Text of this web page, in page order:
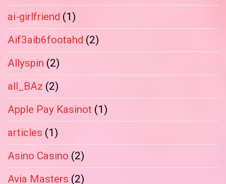
ai-girlfriend (1)
Aif3aib6footahd (2)
Allyspin (2)
all_BAz (2)
Apple Pay Kasinot (1)
articles (1)
Asino Casino (2)
Avia Masters (2)